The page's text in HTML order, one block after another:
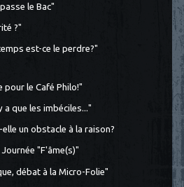
le Bac"
?"
est-ce le perdre?"
le Café Philo!"
a que les imbéciles..."
un obstacle à la raison?
"F'âme(s)"
débat à la Micro-Folie"